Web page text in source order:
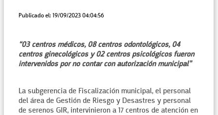
Publicado el: 19/09/2023 04:04:56
“03 centros médicos, 08 centros odontológicos, 04
centros ginecológicos y 02 centros psicológicos fueron
intervenidos por no contar con autorización municipal”
La subgerencia de Fiscalización municipal, el personal
del área de Gestión de Riesgo y Desastres y personal
de serenos GIR, intervinieron a 17 centros de atención en